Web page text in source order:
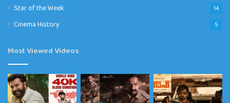
Star of the Week 14
Cinema History 5
Most Viewed Videos